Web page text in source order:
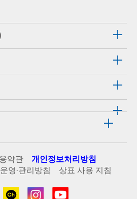
약관
개인정보처리방침
영·관리방침
상표 사용 지침